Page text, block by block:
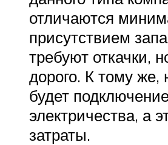
отличаются
присутствием
требуют откачки,
дорого. К тому же,
будет
электричества, а
затраты.